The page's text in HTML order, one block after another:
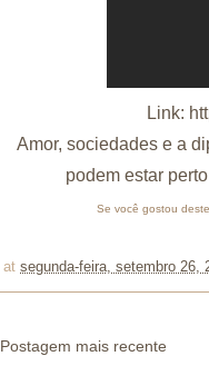
Link:
Amor, sociedades e a
podem estar
Se você gostou
at segunda-feira, setembro 26,
Postagem mais recente